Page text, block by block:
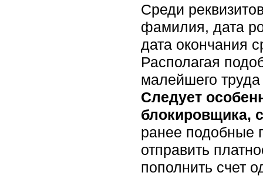
Среди
фамилия, дата
дата окончания
Располагая
малейшего труда
Следует
блокировщика,
ранее подобные
отправить
пополнить счет